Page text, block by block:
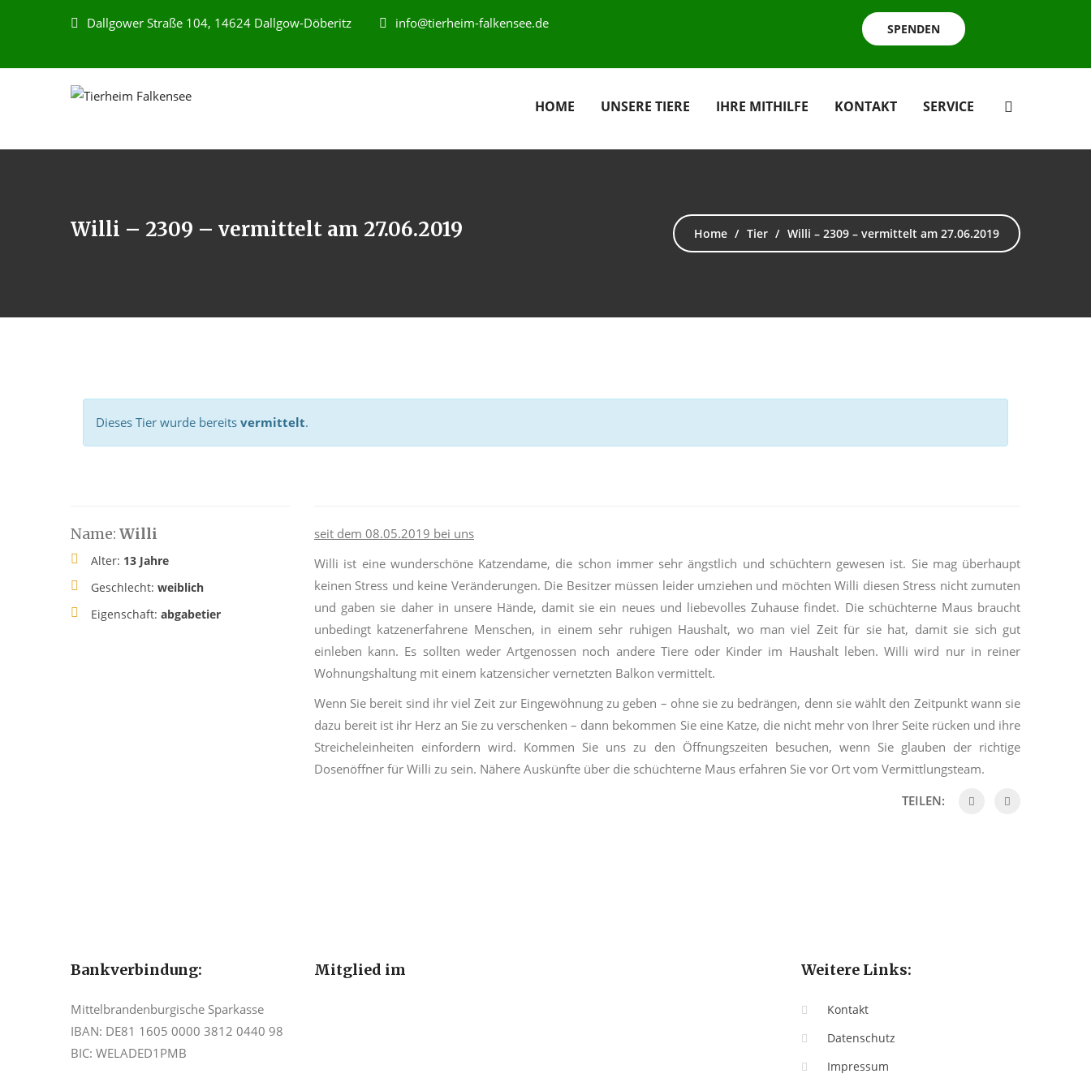
Dallgower Straße 104, 14624 Dallgow-Döberitz info@tierheim-falkensee.de SPENDEN
HOME UNSERE TIERE IHRE MITHILFE KONTAKT SERVICE
Willi – 2309 – vermittelt am 27.06.2019 Home Tier Willi – 2309 – vermittelt am 27.06.2019
Dieses Tier wurde bereits vermittelt.
Name: Willi
Alter: 13 Jahre
Geschlecht: weiblich
Eigenschaft: abgabetier
seit dem 08.05.2019 bei uns
Willi ist eine wunderschöne Katzendame, die schon immer sehr ängstlich und schüchtern gewesen ist. Sie mag überhaupt
keinen Stress und keine Veränderungen. Die Besitzer müssen leider umziehen und möchten Willi diesen Stress nicht zumuten
und gaben sie daher in unsere Hände, damit sie ein neues und liebevolles Zuhause findet. Die schüchterne Maus braucht
unbedingt katzenerfahrene Menschen, in einem sehr ruhigen Haushalt, wo man viel Zeit für sie hat, damit sie sich gut
einleben kann. Es sollten weder Artgenossen noch andere Tiere oder Kinder im Haushalt leben. Willi wird nur in reiner
Wohnungshaltung mit einem katzensicher vernetzten Balkon vermittelt.
Wenn Sie bereit sind ihr viel Zeit zur Eingewöhnung zu geben – ohne sie zu bedrängen, denn sie wählt den Zeitpunkt wann sie
dazu bereit ist ihr Herz an Sie zu verschenken – dann bekommen Sie eine Katze, die nicht mehr von Ihrer Seite rücken und ihre
Streicheleinheiten einfordern wird. Kommen Sie uns zu den Öffnungszeiten besuchen, wenn Sie glauben der richtige
Dosenöffner für Willi zu sein. Nähere Auskünfte über die schüchterne Maus erfahren Sie vor Ort vom Vermittlungsteam.
TEILEN:
Bankverbindung:
Mittelbrandenburgische Sparkasse
IBAN: DE81 1605 0000 3812 0440 98
BIC: WELADED1PMB
Mitglied im Weitere Links:
Kontakt
Datenschutz
Impressum